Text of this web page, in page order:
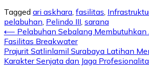
Tagged ari askhara, fasilitas,
pelabuhan, Pelindo III, sarana
Post
navigation
⟵ Pelabuhan Sebalang Membutuhkan
Fasilitas Breakwater
Prajurit Satlinlamil Surabaya Latihan
Karakter Senjata dan Jaga